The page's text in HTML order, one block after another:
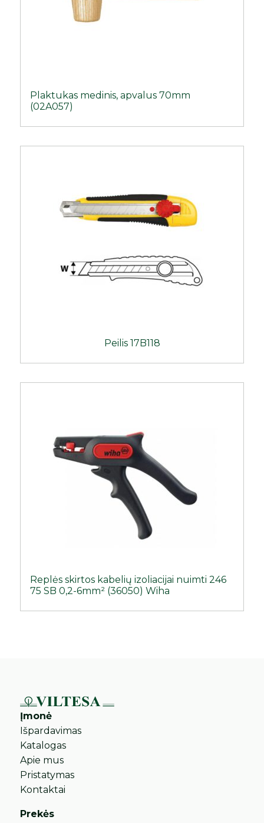
Plaktukas medinis, apvalus 70mm
(02A057)
Peilis 17B118
Replės skirtos kabelių izoliacijai nuimti 246
75 SB 0,2-6mm² (36050) Wiha
Įmonė
Išpardavimas
Katalogas
Apie mus
Pristatymas
Kontaktai
Prekės